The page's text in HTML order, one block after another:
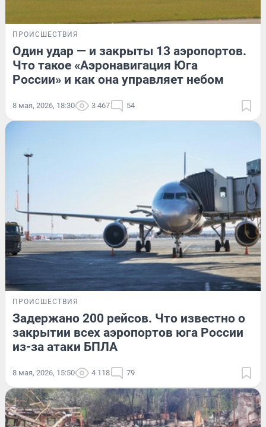
ПРОИСШЕСТВИЯ
Один удар — и закрыты 13 аэропортов.
Что такое «Аэронавигация Юга
России» и как она управляет небом
8 мая, 2026, 18:30 3 467 54
ПРОИСШЕСТВИЯ
Задержано 200 рейсов. Что известно о
закрытии всех аэропортов юга России
из-за атаки БПЛА
8 мая, 2026, 15:50 4 118 79